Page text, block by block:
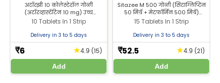
अटॉरझी 10 कोलेस्टेरॉल गोळी
(अटॉरव्हास्टॅटिन 10 mg) उच्च
कोलेस्टेरॉलच्या उपचारासाठी वापरली
जाते. झीलॅब फार्मसीमधून अटॉरझी 10
कोलेस्टेरॉल गोळी खरेदी करा.
10 Tablets In 1 Strip
Delivery in 3 to 5 days
₹6 ★4.9 (15)
Add
Sitazee M 500 गोळी (सिटाग्लिप्टिन
50 मिग्रॅ + मेटफॉर्मिन 500 मिग्रॅ)
प्रौढांमध्ये टाइप 2 मधुमेहाच्या उपचारासाठी
वापरली जाते. प्रभावी मधुमेह नियंत्रणासाठी
Zeelab Pharmacy मधून Sitazee M
15 Tablets In 1 Strip
Delivery in 3 to 5 days
₹52.5 ★4.9 (21)
Add